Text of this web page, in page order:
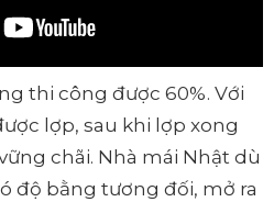
thi công được 60%. Với
lợp, sau khi lợp xong
chãi. Nhà mái Nhật dù
độ bằng tương đối, mở ra